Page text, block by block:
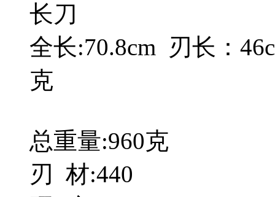
长刀
全长:70.8cm 刃长：
克
总重量:960克
刃 材:440